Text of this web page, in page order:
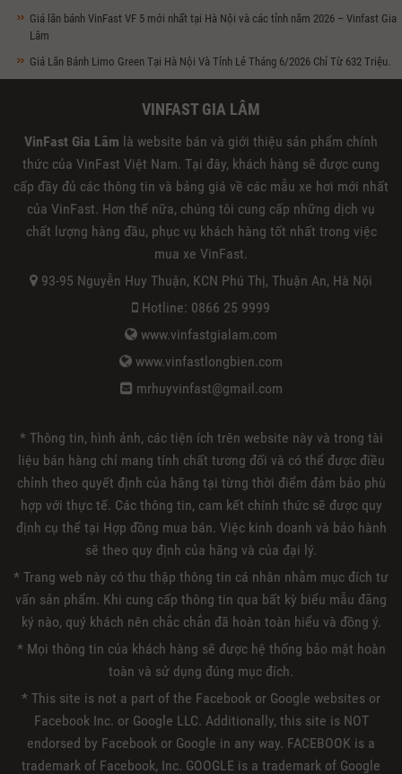
Giá lăn bánh VinFast VF 5 mới nhất tại Hà Nội và các tỉnh năm 2026 – Vinfast Gia
Lâm
Giá Lăn Bánh Limo Green Tại Hà Nội Và Tỉnh Lẻ Tháng 6/2026 Chỉ Từ 632 Triệu.
VINFAST GIA LÂM
VinFast Gia Lâm là website bán và giới thiệu sản phẩm chính
thức của VinFast Việt Nam. Tại đây, khách hàng sẽ được cung
cấp đầy đủ các thông tin và bảng giá về các mẫu xe hơi mới nhất
của VinFast. Hơn thế nữa, chúng tôi cung cấp những dịch vụ
chất lượng hàng đầu, phục vụ khách hàng tốt nhất trong việc
mua xe VinFast.
93-95 Nguyễn Huy Thuận, KCN Phú Thị, Thuận An, Hà Nội
Hotline: 0866 25 9999
www.vinfastgialam.com
www.vinfastlongbien.com
mrhuyvinfast@gmail.com
* Thông tin, hình ảnh, các tiện ích trên website này và trong tài
liệu bán hàng chỉ mang tính chất tương đối và có thể được điều
chỉnh theo quyết định của hãng tại từng thời điểm đảm bảo phù
hợp với thực tế. Các thông tin, cam kết chính thức sẽ được quy
định cụ thể tại Hợp đồng mua bán. Việc kinh doanh và bảo hành
sẽ theo quy định của hãng và của đại lý.
* Trang web này có thu thập thông tin cá nhân nhằm mục đích tư
vấn sản phẩm. Khi cung cấp thông tin qua bất kỳ biểu mẫu đăng
ký nào, quý khách nên chắc chắn đã hoàn toàn hiểu và đồng ý.
* Mọi thông tin của khách hàng sẽ được hệ thống bảo mật hoàn
toàn và sử dụng đúng mục đích.
* This site is not a part of the Facebook or Google websites or
Facebook Inc. or Google LLC. Additionally, this site is NOT
endorsed by Facebook or Google in any way. FACEBOOK is a
trademark of Facebook, Inc. GOOGLE is a trademark of Google